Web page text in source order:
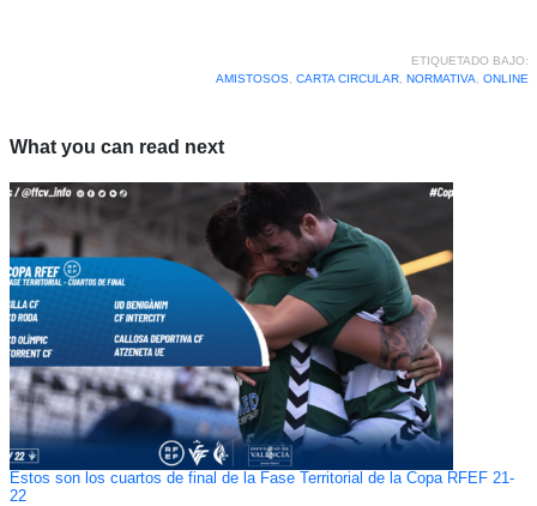
ETIQUETADO BAJO:
AMISTOSOS, CARTA CIRCULAR, NORMATIVA ONLINE
What you can read next
Estos son los cuartos de final de la Fase Territorial de la Copa RFEF 21-
22